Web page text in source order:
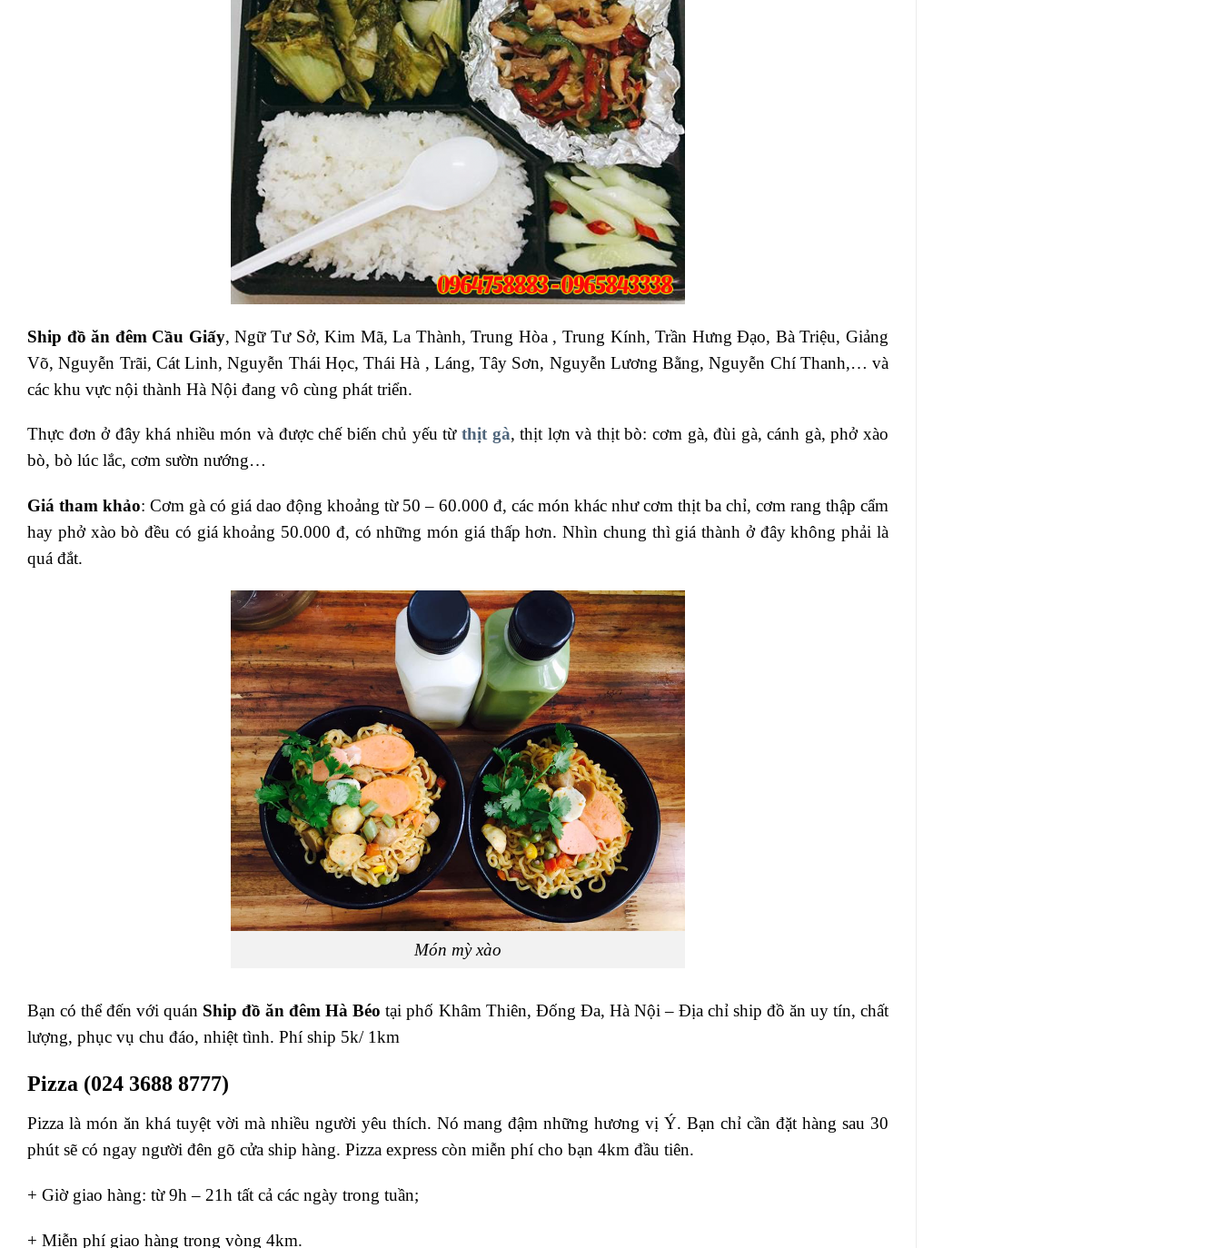
Ship đồ ăn đêm Cầu Giấy, Ngữ Tư Sở, Kim Mã, La Thành, Trung Hòa , Trung Kính, Trần Hưng Đạo, Bà Triệu, Giảng
Võ, Nguyễn Trãi, Cát Linh, Nguyễn Thái Học, Thái Hà , Láng, Tây Sơn, Nguyễn Lương Bằng, Nguyễn Chí Thanh,… và
các khu vực nội thành Hà Nội đang vô cùng phát triển.
Thực đơn ở đây khá nhiều món và được chế biến chủ yếu từ thịt gà, thịt lợn và thịt bò: cơm gà, đùi gà, cánh gà, phở xào
bò, bò lúc lắc, cơm sườn nướng…
Giá tham khảo: Cơm gà có giá dao động khoảng từ 50 – 60.000 đ, các món khác như cơm thịt ba chỉ, cơm rang thập cẩm
hay phở xào bò đều có giá khoảng 50.000 đ, có những món giá thấp hơn. Nhìn chung thì giá thành ở đây không phải là
quá đắt.
Món mỳ xào
Bạn có thể đến với quán Ship đồ ăn đêm Hà Béo tại phố Khâm Thiên, Đống Đa, Hà Nội – Địa chỉ ship đồ ăn uy tín, chất
lượng, phục vụ chu đáo, nhiệt tình. Phí ship 5k/ 1km
Pizza (024 3688 8777)
Pizza là món ăn khá tuyệt vời mà nhiều người yêu thích. Nó mang đậm những hương vị Ý. Bạn chỉ cần đặt hàng sau 30
phút sẽ có ngay người đên gõ cửa ship hàng. Pizza express còn miễn phí cho bạn 4km đầu tiên.
+ Giờ giao hàng: từ 9h – 21h tất cả các ngày trong tuần;
+ Miễn phí giao hàng trong vòng 4km.